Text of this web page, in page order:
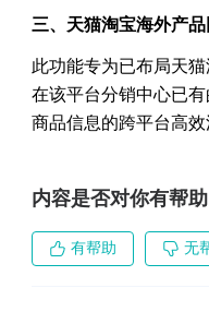
三、 天猫淘宝海外产
此功能专为已布局天
在该平台分销中心已
商品信息的跨平台高效
内容是否对你有帮助
有帮助 无